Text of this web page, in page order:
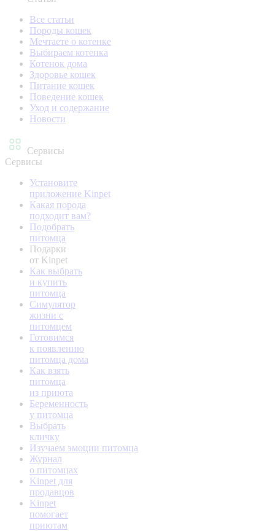
Все статьи
Породы кошек
Мечтаете о котенке
Выбираем котенка
Котенок дома
Здоровье кошек
Питание кошек
Поведение кошек
Уход и содержание
Новости
Сервисы
Сервисы
Установите
приложение Kinpet
Какая порода
подходит вам?
Подобрать
питомца
Подарки
от Kinpet
Как выбрать
и купить
питомца
Симулятор
жизни с
питомцем
Готовимся
к появлению
питомца дома
Как взять
питомца
из приюта
Беременность
у питомца
Выбрать
кличку
Изучаем эмоции питомца
Журнал
о питомцах
Kinpet для
продавцов
Kinpet
помогает
приютам